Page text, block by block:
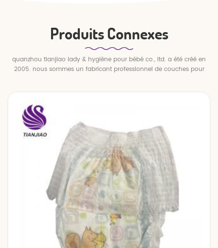
Produits Connexes
quanzhou tianjiao lady & hygiène pour bébé co., ltd. a été créé en
2005. nous sommes un fabricant professionnel de couches pour